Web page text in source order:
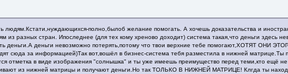
людям.Кстати,нуждающихся-полно,былоб желание помогать. А хочешь доказательства и
из разных стран. Ипоследнее (для тех кому хреново доходит) система такая,что деньги здесь
деньги.А деньги невозможно потерять,потому что твои верхние тебе помогают,ХОТЯТ ОНИ
сюда за информацией)Так вот,вошёл в бизнес-система тебя разместила в нижней матрице.Ты
отметка в виде изображения "солнышка" и ты уже имеешь преимущество перед теми,кто ещё
из нижней матрицы и получают деньги.Но так ТОЛЬКО В НИЖНЕЙ МАТРИЦЕ! Клгда ты